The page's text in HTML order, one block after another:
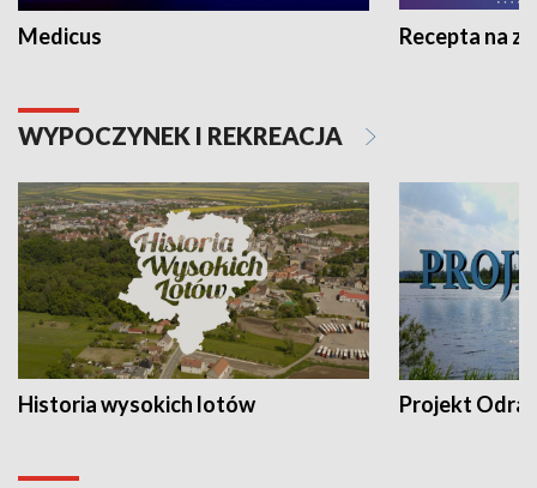
Medicus Recepta na
WYPOCZYNEK I REKREACJA
Historia wysokich lotów Projekt Odra